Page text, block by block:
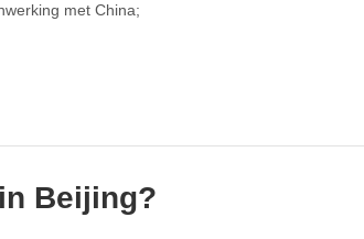
met China;
Beijing?